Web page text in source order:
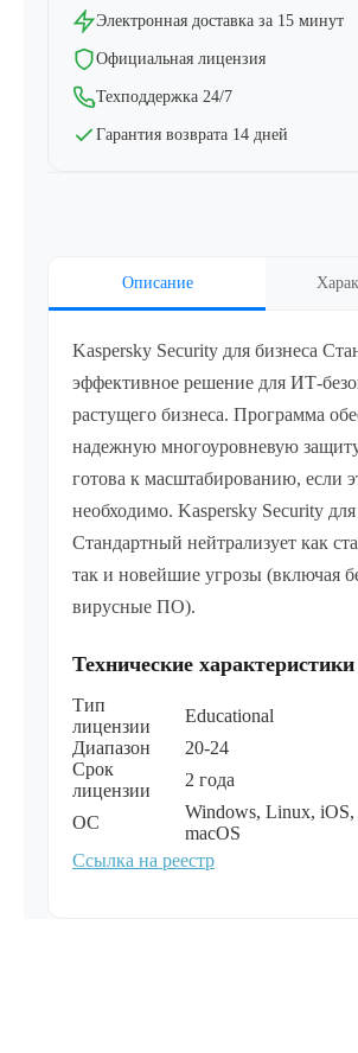
Электронная доставка за 15 минут
Официальная лицензия
Техподдержка 24/7
Гарантия возврата 14 дней
Описание
Kaspersky Security для бизнеса
эффективное решение для ИТ-
растущего бизнеса. Программа
надежную многоуровневую
готова к масштабированию, если
необходимо. Kaspersky Security для
Cтандартный нейтрализует как
так и новейшие угрозы (включая
вирусные ПО).
Технические характеристики
Тип
лицензии
Educational
Диапазон
20-24
Срок
лицензии
2 года
ОС
Windows, Linux,
macOS
Ссылка на реестр